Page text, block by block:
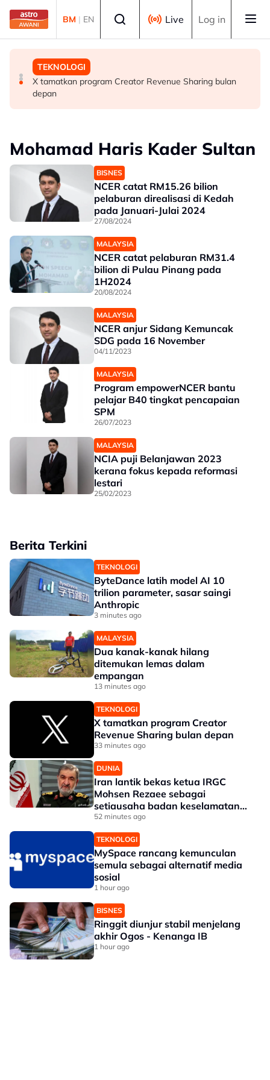
Skip to main content
BM | EN Live Log in
TEKNOLOGI
ByteDance latih model AI 10 trilion parameter, sasar
saingi Anthropic
MALAYSIA
Dua kanak-kanak hilang ditemukan lemas dalam
empangan
TEKNOLOGI
X tamatkan program Creator Revenue Sharing bulan
depan
Mohamad Haris Kader Sultan
BISNES
NCER catat RM15.26 bilion
pelaburan direalisasi di Kedah
pada Januari-Julai 2024
27/08/2024
MALAYSIA
NCER catat pelaburan RM31.4
bilion di Pulau Pinang pada
1H2024
20/08/2024
MALAYSIA
NCER anjur Sidang Kemuncak
SDG pada 16 November
04/11/2023
MALAYSIA
Program empowerNCER bantu
pelajar B40 tingkat pencapaian
SPM
26/07/2023
MALAYSIA
NCIA puji Belanjawan 2023
kerana fokus kepada reformasi
lestari
25/02/2023
Berita Terkini
TEKNOLOGI
ByteDance latih model AI 10
trilion parameter, sasar saingi
Anthropic
3 minutes ago
MALAYSIA
Dua kanak-kanak hilang
ditemukan lemas dalam
empangan
13 minutes ago
TEKNOLOGI
X tamatkan program Creator
Revenue Sharing bulan depan
33 minutes ago
DUNIA
Iran lantik bekas ketua IRGC
Mohsen Rezaee sebagai
setiausaha badan keselamatan
tertinggi
52 minutes ago
TEKNOLOGI
MySpace rancang kemunculan
semula sebagai alternatif media
sosial
1 hour ago
BISNES
Ringgit diunjur stabil menjelang
akhir Ogos - Kenanga IB
1 hour ago